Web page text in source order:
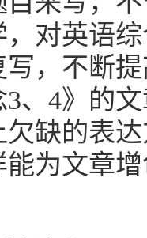
对英语
，不断
、4》的
缺的表
为文章